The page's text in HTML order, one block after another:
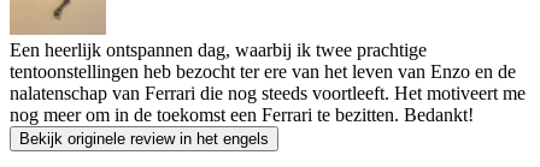
Een heerlijk ontspannen dag, waarbij ik twee prachtige
tentoonstellingen heb bezocht ter ere van het leven van Enzo en de
nalatenschap van Ferrari die nog steeds voortleeft. Het motiveert me
nog meer om in de toekomst een Ferrari te bezitten. Bedankt!
Bekijk originele review in het engels